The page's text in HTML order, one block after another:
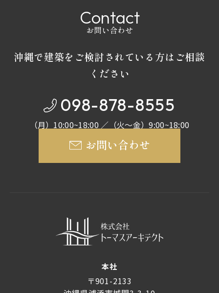
お問い合わせ
Contact
沖縄で建築をご検討されている方はご相談
ください
098-878-8555
（月）10:00~18:00 ／（火～金）9:00~18:00
お問い合わせ
本社
〒901-2133